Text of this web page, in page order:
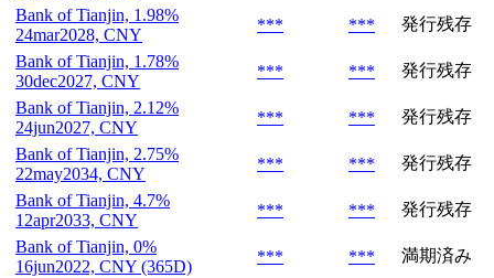
Bank of Tianjin, 1.98%
24mar2028, CNY
*** ***
発行残存
Bank of Tianjin, 1.78%
30dec2027, CNY
*** ***
発行残存
Bank of Tianjin, 2.12%
24jun2027, CNY
*** ***
発行残存
Bank of Tianjin, 2.75%
22may2034, CNY
*** ***
発行残存
Bank of Tianjin, 4.7%
12apr2033, CNY
*** ***
発行残存
Bank of Tianjin, 0%
16jun2022, CNY (365D)
*** ***
満期済み